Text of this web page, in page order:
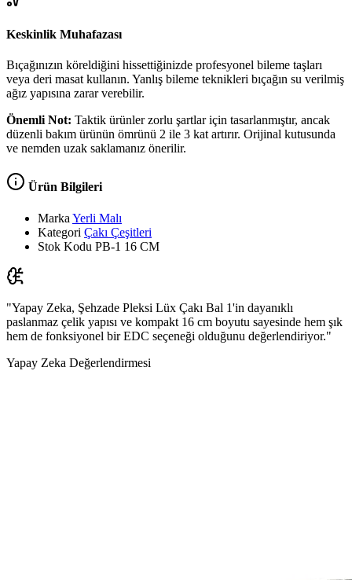
Keskinlik Muhafazası
Bıçağınızın köreldiğini hissettiğinizde profesyonel bileme taşları
veya deri masat kullanın. Yanlış bileme teknikleri bıçağın su verilmiş
ağız yapısına zarar verebilir.
Önemli Not: Taktik ürünler zorlu şartlar için tasarlanmıştır, ancak
düzenli bakım ürünün ömrünü 2 ile 3 kat artırır. Orijinal kutusunda
ve nemden uzak saklamanız önerilir.
Ürün Bilgileri
Marka Yerli Malı
Kategori Çakı Çeşitleri
Stok Kodu PB-1 16 CM
"Yapay Zeka, Şehzade Pleksi Lüx Çakı Bal 1'in dayanıklı
paslanmaz çelik yapısı ve kompakt 16 cm boyutu sayesinde hem şık
hem de fonksiyonel bir EDC seçeneği olduğunu değerlendiriyor."
Yapay Zeka Değerlendirmesi